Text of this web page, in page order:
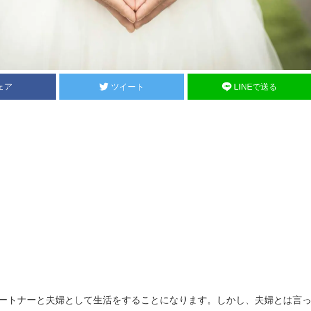
ア ツイート LINEで送る
トナーと夫婦として生活をすることになります。しかし、夫婦とは言っ